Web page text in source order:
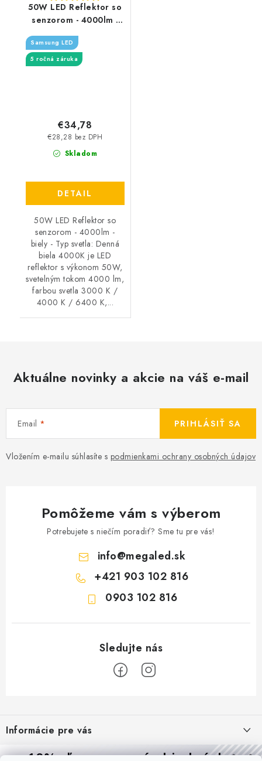
50W LED Reflektor so
senzorom - 4000lm -
Denná biela 4000K
Samsung LED
5 ročná záruka
Skladom
€28,28 bez DPH
€34,78
DETAIL
50W LED Reflektor so
senzorom - 4000lm -
biely - Typ svetla: Denná
biela 4000K je LED
reflektor s výkonom 50W,
svetelným tokom 4000 lm,
farbou svetla 3000 K /
4000 K / 6400 K,...
Aktuálne novinky a akcie na váš e-mail
Email
Vložením e-mailu súhlasíte s podmienkami ochrany osobných údajov
PRIHLÁSIŤ SA
Pomôžeme vám s výberom
Potrebujete s niečím poradiť? Sme tu pre vás!
info@megaled.sk
+421 903 102 816
0903 102 816
p
ä
Informácie pre vás
Reklamácie a formulár na odstúpenie od zmluvy